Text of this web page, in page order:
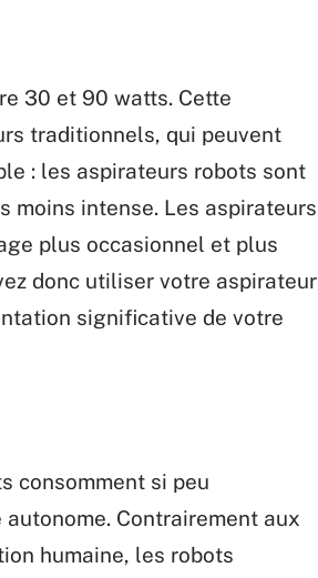
30 et 90 watts. Cette
traditionnels, qui peuvent
: les aspirateurs robots sont
moins intense. Les aspirateurs
plus occasionnel et plus
donc utiliser votre aspirateur
significative de votre
consomment si peu
Contrairement aux
humaine, les robots